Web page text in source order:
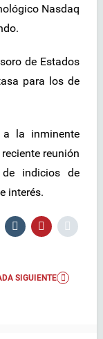
Nasdaq
de Estados
para los de
a la inminente
reunión
indicios de
interés.
SIGUIENTE